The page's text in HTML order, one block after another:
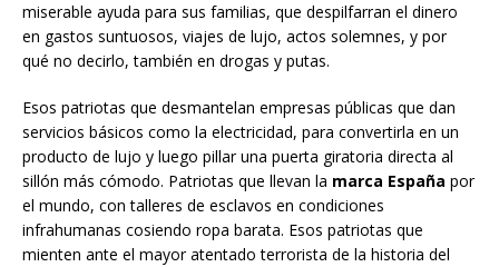
miserable ayuda para sus familias, que despilfarran el dinero
en gastos suntuosos, viajes de lujo, actos solemnes, y por
qué no decirlo, también en drogas y putas.
Esos patriotas que desmantelan empresas públicas que dan
servicios básicos como la electricidad, para convertirla en un
producto de lujo y luego pillar una puerta giratoria directa al
sillón más cómodo. Patriotas que llevan la marca España por
el mundo, con talleres de esclavos en condiciones
infrahumanas cosiendo ropa barata. Esos patriotas que
mienten ante el mayor atentado terrorista de la historia del